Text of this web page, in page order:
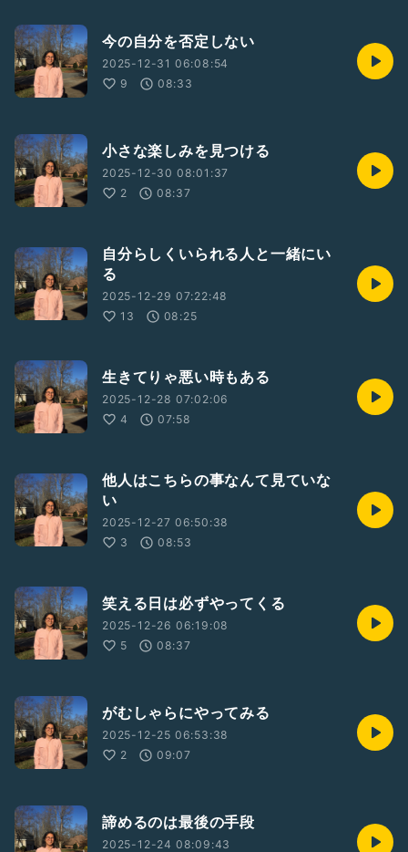
今の自分を否定しない
2025-12-31 06:08:54
9
08:33
小さな楽しみを見つける
2025-12-30 08:01:37
2
08:37
自分らしくいられる人と一緒にい
る
2025-12-29 07:22:48
13
08:25
生きてりゃ悪い時もある
2025-12-28 07:02:06
4
07:58
他人はこちらの事なんて見ていな
い
2025-12-27 06:50:38
3
08:53
笑える日は必ずやってくる
2025-12-26 06:19:08
5
08:37
がむしゃらにやってみる
2025-12-25 06:53:38
2
09:07
諦めるのは最後の手段
2025-12-24 08:09:43